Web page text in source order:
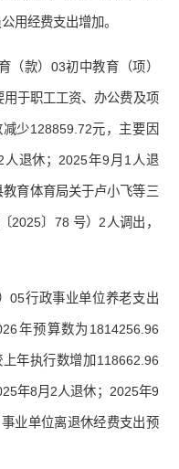
用经费支出增加。
（款）03初中教育（项）
于职工工资、办公费及项
少128859.72元，主要因
退休；2025年9月1人退
育体育局关于卢小飞等三
2025〕78 号）2人调出，
05行政事业单位养老支出
年预算数为1814256.96
年执行数增加118662.96
年8月2人退休；2025年9
业单位离退休经费支出预